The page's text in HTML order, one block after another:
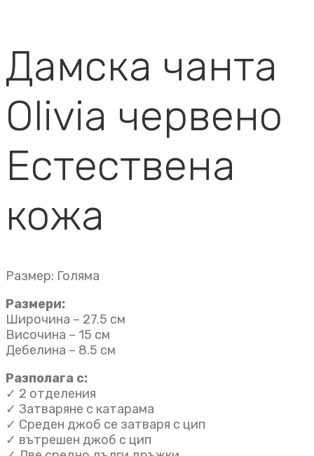
Дамска чанта
Olivia червено
Естествена
кожа
Размер: Голяма
Размери:
Широчина – 27.5 см
Височина – 15 см
Дебелина – 8.5 см
Разполага с:
✓ 2 отделения
✓ Затваряне с катарама
✓ Среден джоб се затваря с цип
✓ вътрешен джоб с цип